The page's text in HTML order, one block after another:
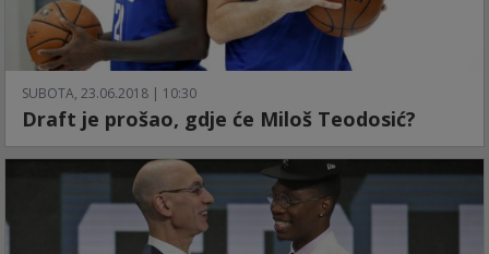
SUBOTA, 23.06.2018 | 10:30
Draft je prošao, gdje će Miloš Teodosić?